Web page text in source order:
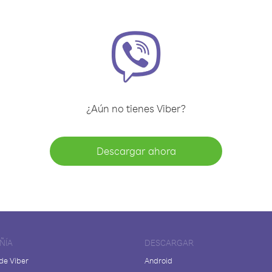
¿Aún no tienes Viber?
Descargar ahora
Viber
DESCARGAR
Android